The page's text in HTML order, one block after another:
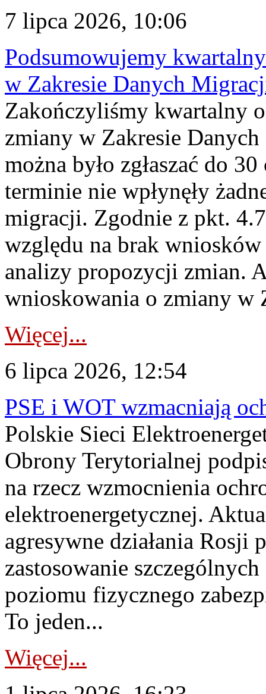
7 lipca 2026, 10:06
Podsumowujemy
w Zakresie Danych
Zakończyliśmy kwartalny
zmiany w Zakresie
można było zgłaszać do
terminie nie wpłynęły
migracji. Zgodnie z pkt.
względu na brak
analizy propozycji zmian.
wnioskowania o zmiany w
Więcej...
6 lipca 2026, 12:54
PSE i WOT wzmacniają
Polskie Sieci
Obrony Terytorialnej
na rzecz wzmocnienia
elektroenergetycznej.
agresywne działania Rosji
zastosowanie
poziomu fizycznego
To jeden...
Więcej...